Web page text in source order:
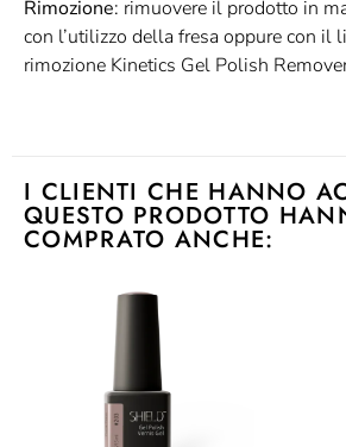
Rimozione: rimuovere il prodotto in
con l’utilizzo della fresa oppure con il
rimozione Kinetics Gel Polish
I CLIENTI CHE HANNO
QUESTO PRODOTTO
COMPRATO ANCHE: